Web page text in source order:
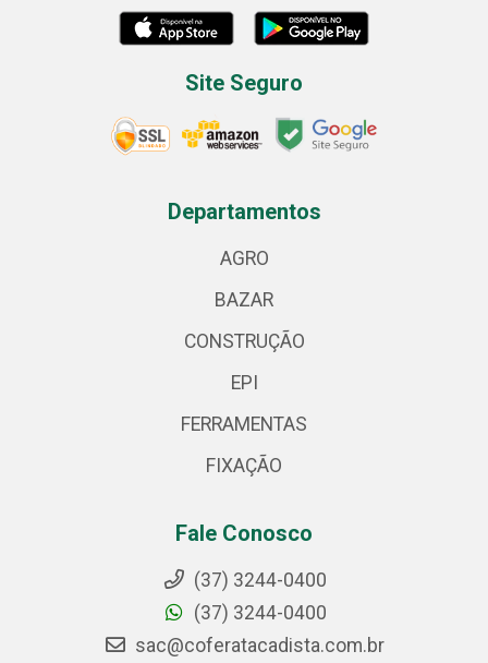
Site Seguro
Departamentos
AGRO
BAZAR
CONSTRUÇÃO
EPI
FERRAMENTAS
FIXAÇÃO
Fale Conosco
(37) 3244-0400
(37) 3244-0400
sac@coferatacadista.com.br